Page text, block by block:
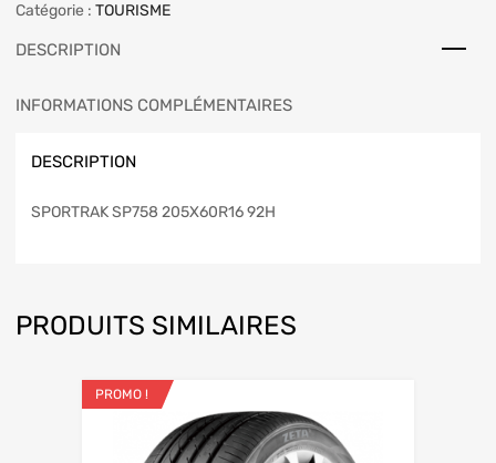
Catégorie : TOURISME
DESCRIPTION
INFORMATIONS COMPLÉMENTAIRES
DESCRIPTION
SPORTRAK SP758 205X60R16 92H
PRODUITS SIMILAIRES
PROMO !